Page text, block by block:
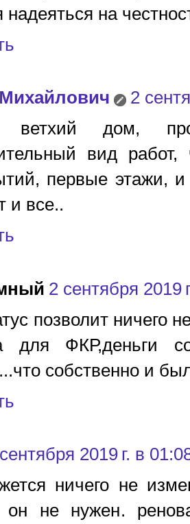
надеяться на
2
ветхий дом,
вид работ,
первые этажи,
и все..
2 сентября 2019
позволит ничего
для ФКР,деньги
собственно и
2019 г. в
ничего не
он не нужен.